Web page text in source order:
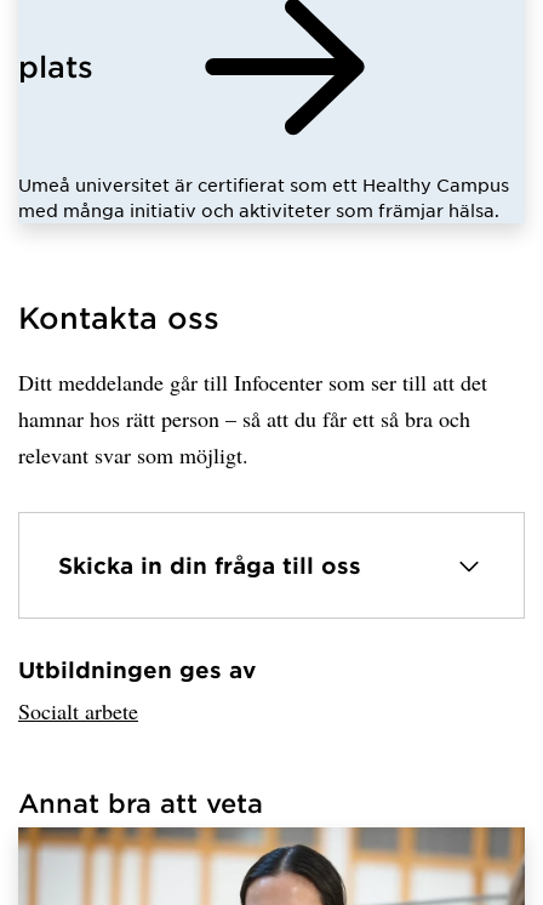
plats
Umeå universitet är certifierat som ett Healthy Campus
med många initiativ och aktiviteter som främjar hälsa.
Kontakta oss
Ditt meddelande går till Infocenter som ser till att det
hamnar hos rätt person – så att du får ett så bra och
relevant svar som möjligt.
Skicka in din fråga till oss
Har hämtat avsändare.
Utbildningen ges av
Socialt arbete
hämtat länkar.
Annat bra att veta